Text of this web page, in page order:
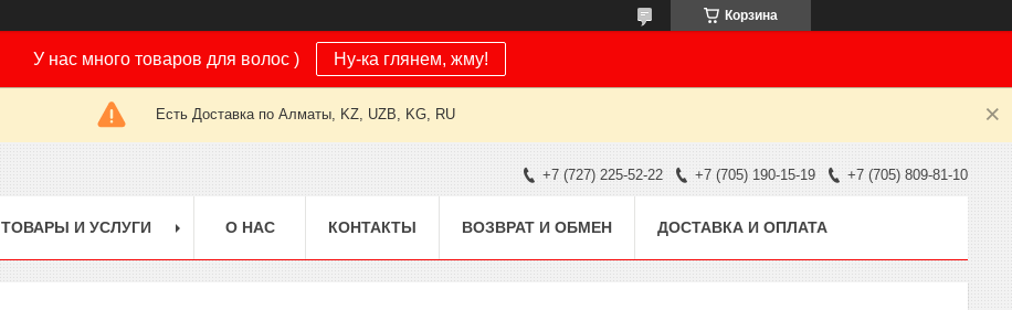
Корзина
У нас много товаров для волос ) Ну-ка глянем, жму!
Есть Доставка по Алматы, KZ, UZB, KG, RU
+7 (727) 225-52-22 +7 (705) 190-15-19 +7 (705) 809-81-10
ТОВАРЫ И УСЛУГИ О НАС КОНТАКТЫ ВОЗВРАТ И ОБМЕН ДОСТАВКА И ОПЛАТА